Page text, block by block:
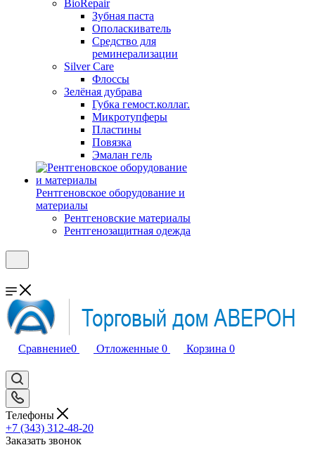
BioRepair
Зубная паста
Ополаскиватель
Средство для
реминерализации
Silver Care
Флоссы
Зелёная дубрава
Губка гемост.коллаг.
Микротупферы
Пластины
Повязка
Эмалан гель
Рентгеновское оборудование и
материалы
Рентгеновские материалы
Рентгенозащитная одежда
Сравнение0 Отложенные 0 Корзина 0
Телефоны
+7 (343) 312-48-20
Заказать звонок